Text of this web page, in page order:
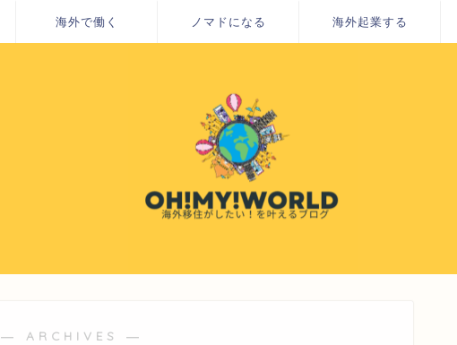
海外で働く ノマドになる 海外起業する
― ARCHIVES ―